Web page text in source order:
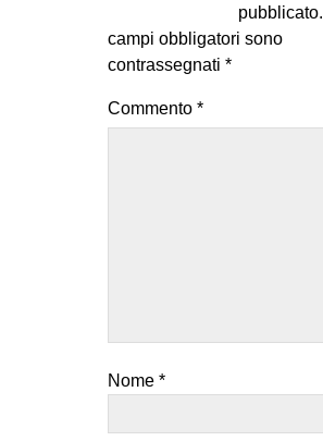
pubblicato.
campi obbligatori sono
contrassegnati *
Commento *
Nome *